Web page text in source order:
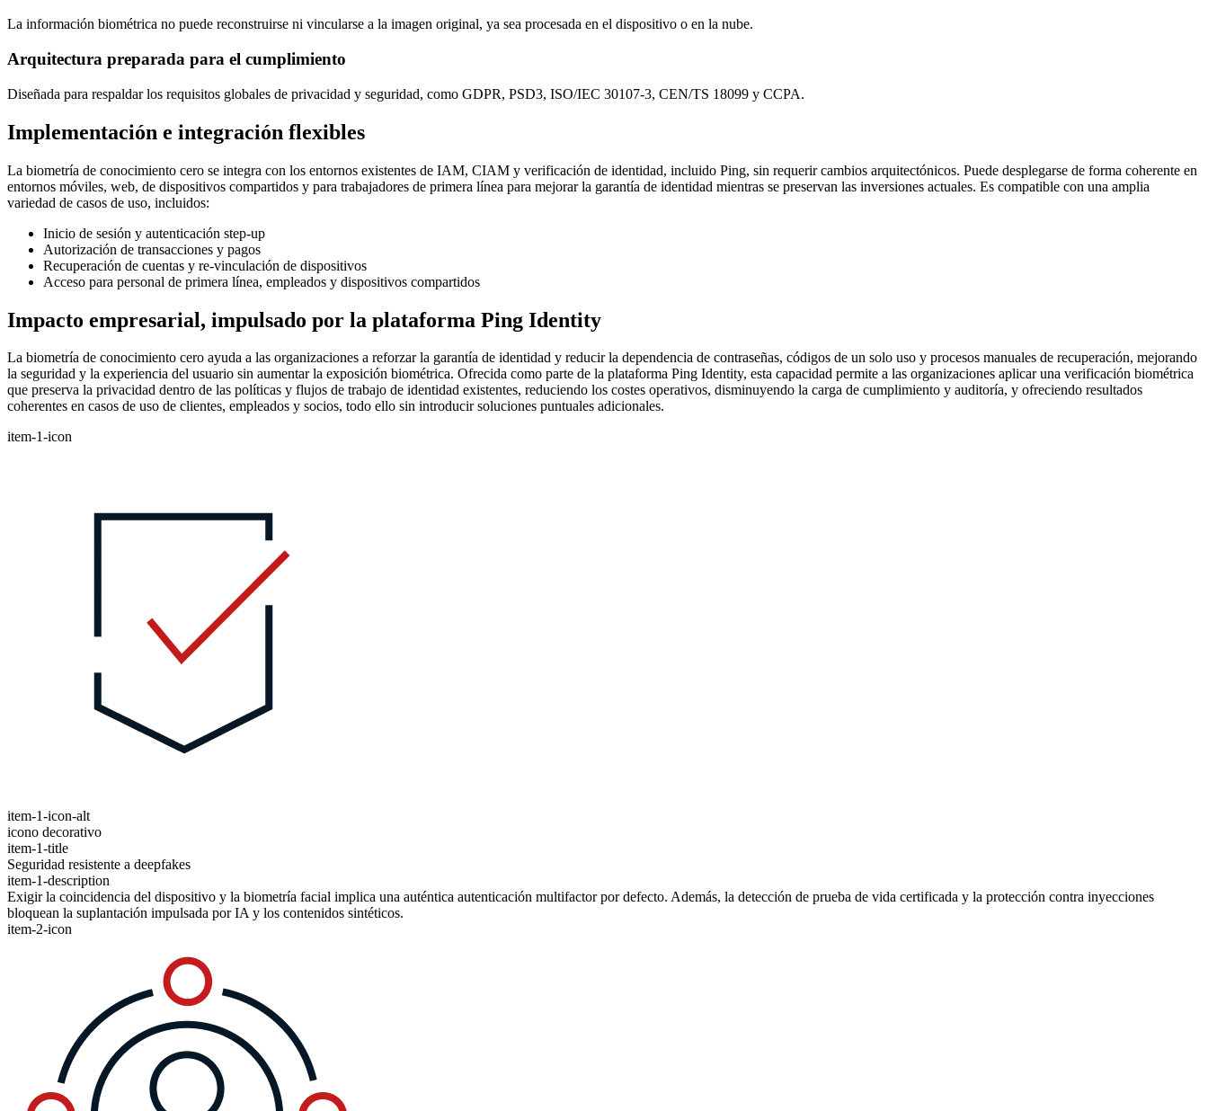
La información biométrica no puede reconstruirse ni vincularse a la imagen original, ya sea procesada en el dispositivo o en la nube.
Arquitectura preparada para el cumplimiento
Diseñada para respaldar los requisitos globales de privacidad y seguridad, como GDPR, PSD3, ISO/IEC 30107-3, CEN/TS 18099 y CCPA.
Implementación e integración flexibles
La biometría de conocimiento cero se integra con los entornos existentes de IAM, CIAM y verificación de identidad, incluido Ping, sin requerir cambios arquitectónicos. Puede desplegarse de forma coherente en
entornos móviles, web, de dispositivos compartidos y para trabajadores de primera línea para mejorar la garantía de identidad mientras se preservan las inversiones actuales. Es compatible con una amplia
variedad de casos de uso, incluidos:
Inicio de sesión y autenticación step-up
Autorización de transacciones y pagos
Recuperación de cuentas y re-vinculación de dispositivos
Acceso para personal de primera línea, empleados y dispositivos compartidos
Impacto empresarial, impulsado por la plataforma Ping Identity
La biometría de conocimiento cero ayuda a las organizaciones a reforzar la garantía de identidad y reducir la dependencia de contraseñas, códigos de un solo uso y procesos manuales de recuperación, mejorando
la seguridad y la experiencia del usuario sin aumentar la exposición biométrica. Ofrecida como parte de la plataforma Ping Identity, esta capacidad permite a las organizaciones aplicar una verificación biométrica
que preserva la privacidad dentro de las políticas y flujos de trabajo de identidad existentes, reduciendo los costes operativos, disminuyendo la carga de cumplimiento y auditoría, y ofreciendo resultados
coherentes en casos de uso de clientes, empleados y socios, todo ello sin introducir soluciones puntuales adicionales.
item-1-icon
item-1-icon-alt
icono decorativo
item-1-title
Seguridad resistente a deepfakes
item-1-description
Exigir la coincidencia del dispositivo y la biometría facial implica una auténtica autenticación multifactor por defecto. Además, la detección de prueba de vida certificada y la protección contra inyecciones
bloquean la suplantación impulsada por IA y los contenidos sintéticos.
item-2-icon